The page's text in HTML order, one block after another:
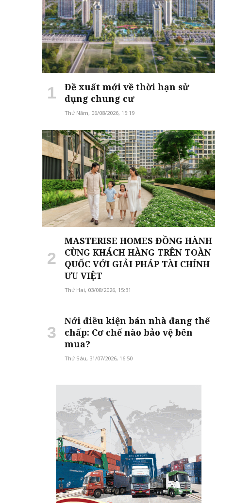
Đề xuất mới về thời hạn sử
dụng chung cư
Thứ Năm, 06/08/2026, 15:19
MASTERISE HOMES ĐỒNG HÀNH
CÙNG KHÁCH HÀNG TRÊN TOÀN
QUỐC VỚI GIẢI PHÁP TÀI CHÍNH
ƯU VIỆT
Thứ Hai, 03/08/2026, 15:31
Nới điều kiện bán nhà đang thế
chấp: Cơ chế nào bảo vệ bên
mua?
Thứ Sáu, 31/07/2026, 16:50